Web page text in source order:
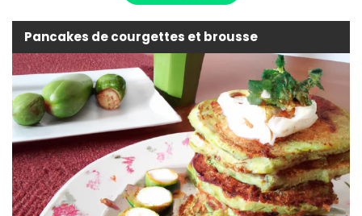
Pancakes de courgettes et brousse